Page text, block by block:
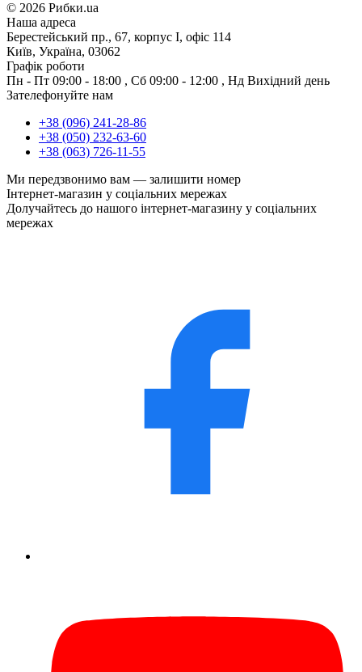
© 2026 Рибки.ua
Наша адреса
Берестейський пр., 67, корпус І, офіс 114
Київ, Україна, 03062
Графік роботи
Пн - Пт 09:00 - 18:00 , Сб 09:00 - 12:00 , Нд Вихідний день
Зателефонуйте нам
+38 (096) 241-28-86
+38 (050) 232-63-60
+38 (063) 726-11-55
Ми передзвонимо вам — залишити номер
Інтернет-магазин у соціальних мережах
Долучайтесь до нашого інтернет-магазину у соціальних
мережах